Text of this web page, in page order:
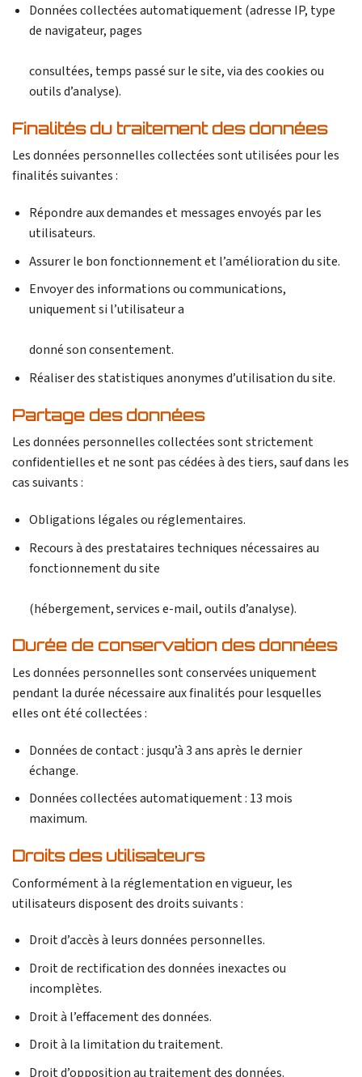
Données collectées automatiquement (adresse IP, type
de navigateur, pages
consultées, temps passé sur le site, via des cookies ou
outils d’analyse).
Finalités du traitement des données
Les données personnelles collectées sont utilisées pour les
finalités suivantes :
Répondre aux demandes et messages envoyés par les
utilisateurs.
Assurer le bon fonctionnement et l’amélioration du site.
Envoyer des informations ou communications,
uniquement si l’utilisateur a
donné son consentement.
Réaliser des statistiques anonymes d’utilisation du site.
Partage des données
Les données personnelles collectées sont strictement
confidentielles et ne sont pas cédées à des tiers, sauf dans les
cas suivants :
Obligations légales ou réglementaires.
Recours à des prestataires techniques nécessaires au
fonctionnement du site
(hébergement, services e-mail, outils d’analyse).
Durée de conservation des données
Les données personnelles sont conservées uniquement
pendant la durée nécessaire aux finalités pour lesquelles
elles ont été collectées :
Données de contact : jusqu’à 3 ans après le dernier
échange.
Données collectées automatiquement : 13 mois
maximum.
Droits des utilisateurs
Conformément à la réglementation en vigueur, les
utilisateurs disposent des droits suivants :
Droit d’accès à leurs données personnelles.
Droit de rectification des données inexactes ou
incomplètes.
Droit à l’effacement des données.
Droit à la limitation du traitement.
Droit d’opposition au traitement des données.